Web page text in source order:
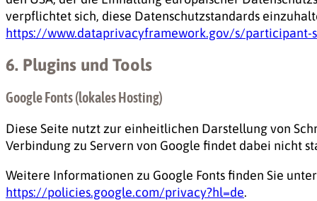
verpflichtet sich, diese Datenschutzstandards
https://www.dataprivacyframework.gov/s/participant-
6. Plugins und Tools
Google Fonts (lokales Hosting)
Diese Seite nutzt zur einheitlichen Darstellung von
Verbindung zu Servern von Google findet dabei nicht
Weitere Informationen zu Google Fonts finden Sie
https://policies.google.com/privacy?hl=de.